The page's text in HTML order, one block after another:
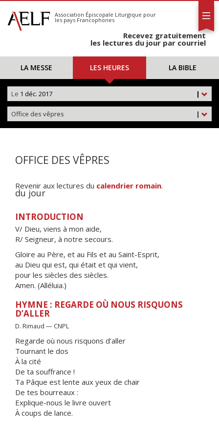
S'abonner
Calendrier
Association Épiscopale Liturgique pour
les pays Francophones
Recevez gratuitement
les lectures du jour par courriel
LA MESSE LES HEURES LA BIBLE
|
Le 1 déc. 2017
|
Office des vêpres
OFFICE DES VÊPRES
Revenir aux lectures du calendrier romain.
du jour
INTRODUCTION
V/ Dieu, viens à mon aide,
R/ Seigneur, à notre secours.
Gloire au Père, et au Fils et au Saint-Esprit,
au Dieu qui est, qui était et qui vient,
pour les siècles des siècles.
Amen. (Alléluia.)
HYMNE : REGARDE OÙ NOUS RISQUONS
D’ALLER
D. Rimaud — CNPL
Regarde où nous risquons d’aller
Tournant le dos
À la cité
De ta souffrance !
Ta Pâque est lente aux yeux de chair
De tes bourreaux :
Explique-nous le livre ouvert
À coups de lance.